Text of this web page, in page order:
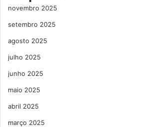
novembro 2025
setembro 2025
agosto 2025
julho 2025
junho 2025
maio 2025
abril 2025
março 2025